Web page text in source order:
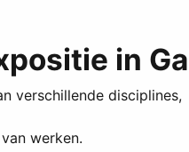
in
verschillende
werken.